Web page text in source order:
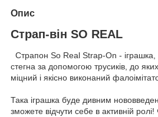
Опис
Страп-він SO REAL
Страпон So Real Strap-On - іграшка,
стегна за допомогою трусиків, до
міцний і якісно виконаний
Така іграшка буде дивним
зможете відчути себе в активній ролі!